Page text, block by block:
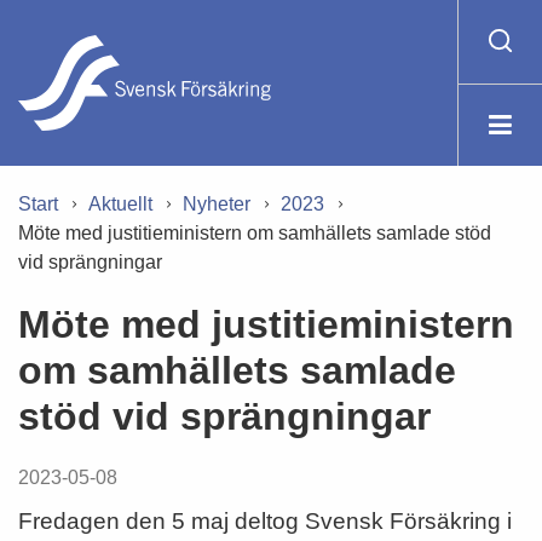
Start Aktuellt Nyheter
2023
Möte med justitieministern om samhällets samlade stöd
vid sprängningar
Möte med justitieministern
om samhällets samlade
stöd vid sprängningar
2023-05-08
Fredagen den 5 maj deltog Svensk Försäkring i